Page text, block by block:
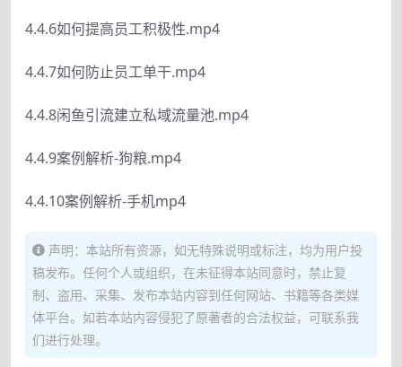
4.4.6如何提高员工积极性.mp4
4.4.7如何防止员工单干.mp4
4.4.8闲鱼引流建立私域流量池.mp4
4.4.9案例解析-狗粮.mp4
4.4.10案例解析-手机mp4
声明：本站所有资源，如无特殊说明或标注，均为用户投
稿发布。任何个人或组织，在未征得本站同意时，禁止复
制、盗用、采集、发布本站内容到任何网站、书籍等各类媒
体平台。如若本站内容侵犯了原著者的合法权益，可联系我
们进行处理。